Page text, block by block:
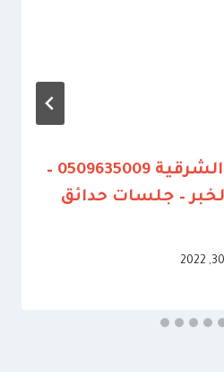
مظلات منتزهات الشرقية 0509635009 –
– جلسات حدائق